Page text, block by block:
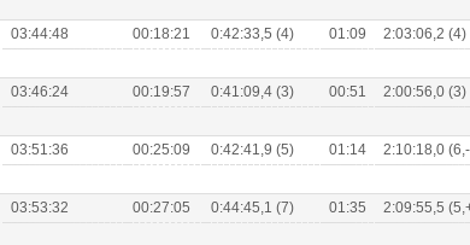
03:44:48 00:18:21 0:42:33,5 (4) 01:09 2:03:06,2 (4)
03:46:24 00:19:57 0:41:09,4 (3) 00:51 2:00:56,0 (3)
03:51:36 00:25:09 0:42:41,9 (5) 01:14 2:10:18,0
03:53:32 00:27:05 0:44:45,1 (7) 01:35 2:09:55,5